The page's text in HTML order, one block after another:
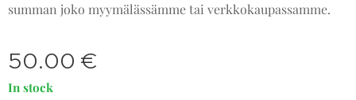
summan joko myymälässämme tai verkkokaupassamme.
50.00 €
In stock